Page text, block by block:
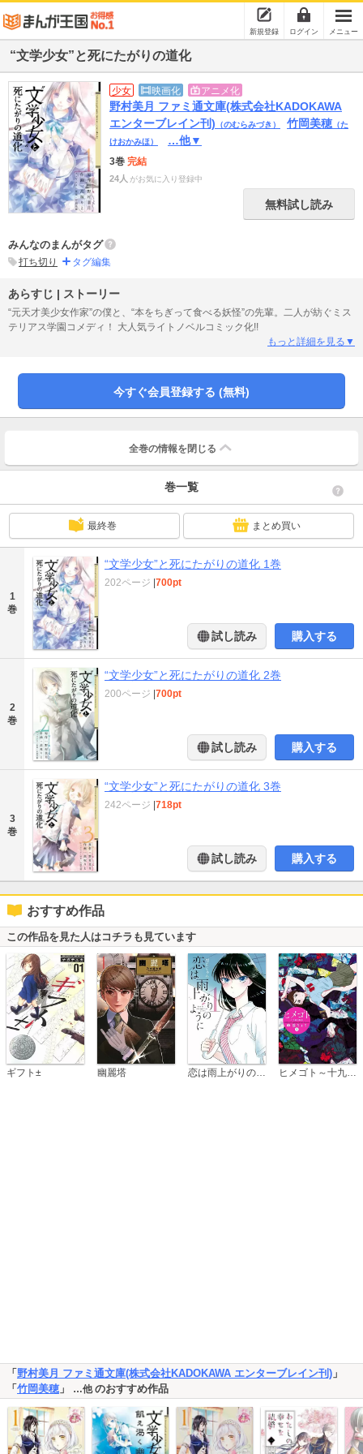
新規登録 ログイン メニュー
“文学少女”と死にたがりの道化
少女 映画化 アニメ化
野村美月 ファミ通文庫(株式会社KADOKAWA
エンターブレイン刊) （のむらみづき） 竹岡美穂 （た
けおかみほ）
…他▼
3巻 完結
24人 がお気に入り登録中
無料試し読み
みんなのまんがタグ
打ち切り タグ編集
あらすじ | ストーリー
“元天才美少女作家”の僕と、“本をちぎって食べる妖怪”の先輩。二人が紡ぐミス
テリアス学園コメディ！ 大人気ライトノベルコミック化!!
もっと詳細を見る▼
今すぐ会員登録する (無料)
全巻の情報を 閉じる
巻一覧
最終巻 まとめ買い
1
巻
“文学少女”と死にたがりの道化 1巻
202ページ 700pt
試し読み 購入する
2
巻
“文学少女”と死にたがりの道化 2巻
200ページ 700pt
試し読み 購入する
3
巻
“文学少女”と死にたがりの道化 3巻
242ページ 718pt
試し読み 購入する
おすすめ作品
この作品を見た人はコチラも見ています
ギフト± 幽麗塔 恋は雨上がりのように ヒメゴト～十九歳の制服～
「 野村美月 ファミ通文庫(株式会社KADOKAWA エンターブレイン刊) 」
「 竹岡美穂 」 …他のおすすめ作品